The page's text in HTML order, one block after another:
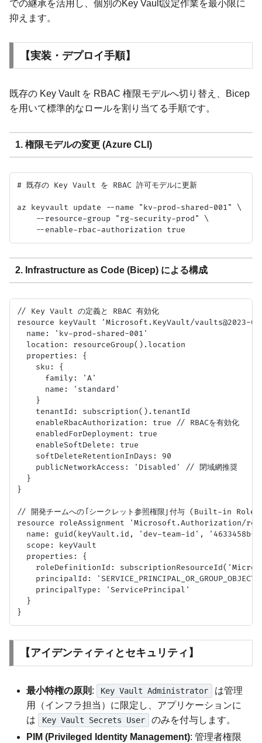
での継承を活用し、個別のKey Vault設定作業を最小限に
抑えます。
【実装・デプロイ手順】
既存の Key Vault を RBAC 権限モデルへ切り替え、Bicep
を用いて標準的なロールを割り当てる手順です。
1. 権限モデルの変更 (Azure CLI)
# 既存の Key Vault を RBAC 許可モデルに更新
az keyvault update --name "kv-prod-shared-001" \
    --resource-group "rg-security-prod" \
2. Infrastructure as Code (Bicep) による構成
// Key Vault の定義と RBAC 有効化
resource keyVault 'Microsoft.KeyVault/vaults@2023-
  name: 'kv-prod-shared-001'
  location: resourceGroup().location
  properties: {
    sku: {
      family: 'A'
      name: 'standard'
    }
    tenantId: subscription().tenantId
    enableRbacAuthorization: true // RBACを有効化
    enabledForDeployment: true
    enableSoftDelete: true
    softDeleteRetentionInDays: 90
    publicNetworkAccess: 'Disabled' // 閉域網推奨
  }
}
// 開発チームへの「シークレット参照権限」付与 (Built-in
resource roleAssignment 'Microsoft.Authorization/
name: guid(keyVault.id, 'dev-team-id', '4633458b-
  scope: keyVault
  properties: {
roleDefinitionId:
principalId:
    principalType: 'ServicePrincipal'
  }
【アイデンティティとセキュリティ】
最小特権の原則 : Key Vault Administrator
は管理
用（インフラ担当）に限定し、アプリケーションに
は
Key Vault Secrets User
のみを付与します。
PIM (Privileged Identity Management): 管理者権限